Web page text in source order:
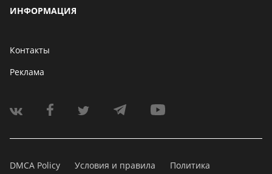
ИНФОРМАЦИЯ
Контакты
Реклама
DMCA Policy Условия и правила Политика